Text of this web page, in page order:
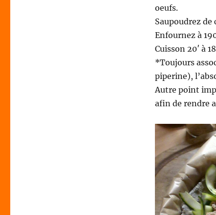
oeufs.
Saupoudrez
Enfournez à
Cuisson 20′ à
*Toujours
piperine),
Autre point
afin de rendre